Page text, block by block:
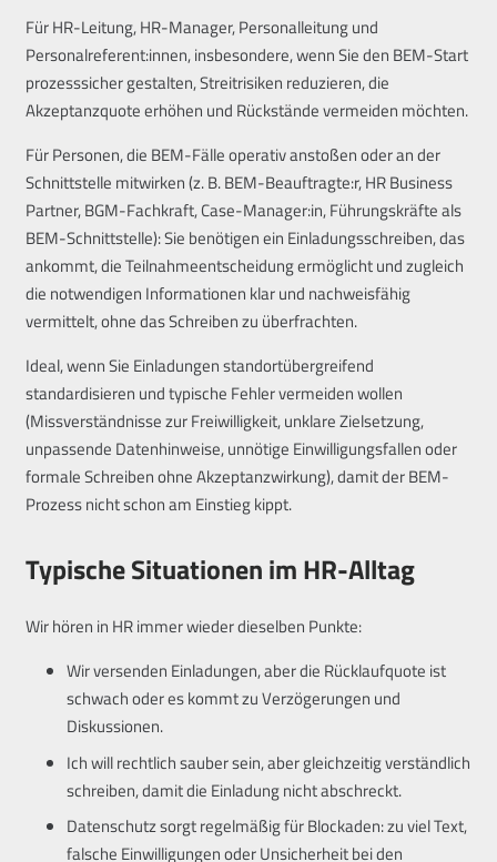
Für HR-Leitung, HR-Manager, Personalleitung und
Personalreferent:innen, insbesondere, wenn Sie den BEM-Start
prozesssicher gestalten, Streitrisiken reduzieren, die
Akzeptanzquote erhöhen und Rückstände vermeiden möchten.
Für Personen, die BEM-Fälle operativ anstoßen oder an der
Schnittstelle mitwirken (z. B. BEM-Beauftragte:r, HR Business
Partner, BGM-Fachkraft, Case-Manager:in, Führungskräfte als
BEM-Schnittstelle): Sie benötigen ein Einladungsschreiben, das
ankommt, die Teilnahmeentscheidung ermöglicht und zugleich
die notwendigen Informationen klar und nachweisfähig
vermittelt, ohne das Schreiben zu überfrachten.
Ideal, wenn Sie Einladungen standortübergreifend
standardisieren und typische Fehler vermeiden wollen
(Missverständnisse zur Freiwilligkeit, unklare Zielsetzung,
unpassende Datenhinweise, unnötige Einwilligungsfallen oder
formale Schreiben ohne Akzeptanzwirkung), damit der BEM-
Prozess nicht schon am Einstieg kippt.
Typische Situationen im HR-Alltag
Wir hören in HR immer wieder dieselben Punkte:
Wir versenden Einladungen, aber die Rücklaufquote ist
schwach oder es kommt zu Verzögerungen und
Diskussionen.
Ich will rechtlich sauber sein, aber gleichzeitig verständlich
schreiben, damit die Einladung nicht abschreckt.
Datenschutz sorgt regelmäßig für Blockaden: zu viel Text,
falsche Einwilligungen oder Unsicherheit bei den